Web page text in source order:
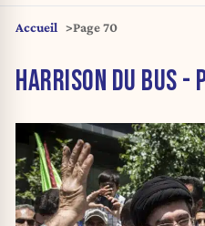
Accueil Page 70
HARRISON DU BUS -